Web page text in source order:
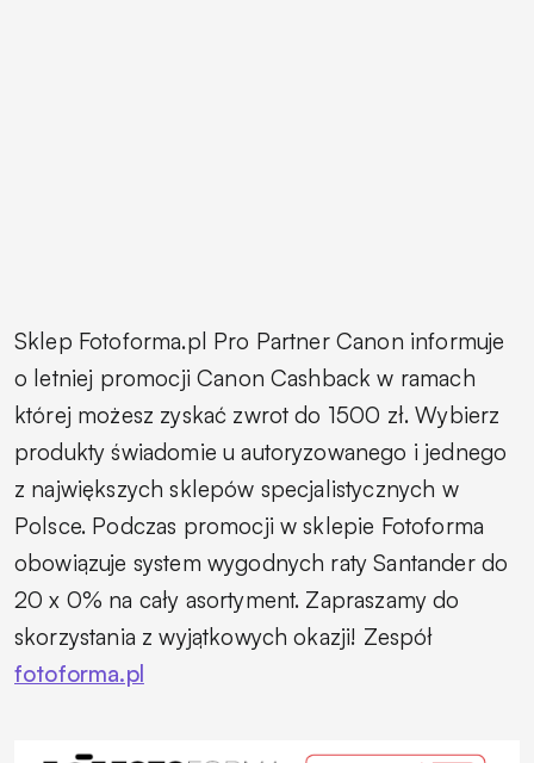
Sklep Fotoforma.pl Pro Partner Canon informuje
o letniej promocji Canon Cashback w ramach
której możesz zyskać zwrot do 1500 zł. Wybierz
produkty świadomie u autoryzowanego i jednego
z największych sklepów specjalistycznych w
Polsce. Podczas promocji w sklepie Fotoforma
obowiązuje system wygodnych raty Santander do
20 x 0% na cały asortyment. Zapraszamy do
skorzystania z wyjątkowych okazji! Zespół
fotoforma.pl